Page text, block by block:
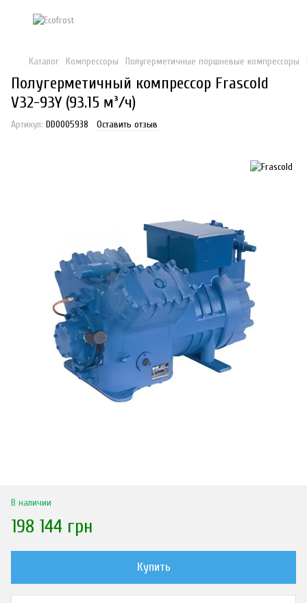
Каталог Компрессоры Полугерметичные поршневые компрессоры
Полугерметичный компрессор Frascold
V32-93Y (93.15 м³/ч)
Артикул: DD0005938 Оставить отзыв
В наличии
198 144 грн
Купить